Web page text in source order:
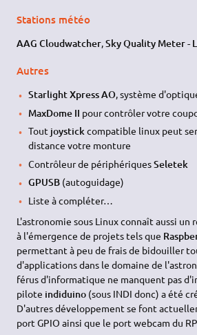
Stations météo
AAG Cloudwatcher,Sky Quality Meter -
Autres
Starlight Xpress AO, système
MaxDome II pour contrôler votre
Tout joystickcompatible linux peut
distance votre monture
Contrôleur de périphériquesSeletek
GPUSB(autoguidage)
Liste à compléter…
L'astronomie sous Linux connaît aussi
à l'émergence de projets tels que
permettant à peu de frais de bidouiller
d'applications dans le domaine de
férus d'informatique ne manquent pas
pilote indiduino (sous INDI donc) a été
D'autres développement se font
port GPIO ainsi que le port webcam du